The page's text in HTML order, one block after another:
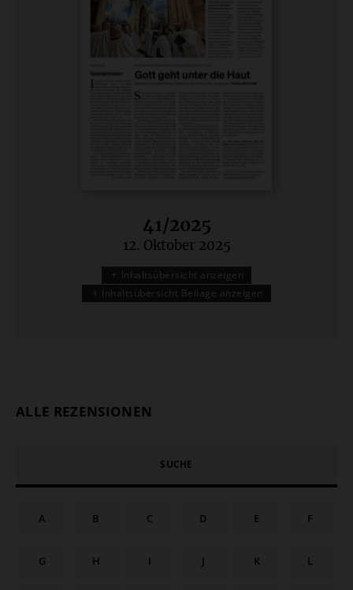
41/2025
:
12. Oktober 2025
Inhaltsübersicht anzeigen
Inhaltsübersicht Beilage anzeigen
ALLE REZENSIONEN
SUCHE
A B C D E F
G H I J K L